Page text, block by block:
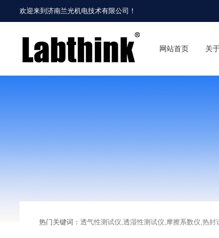
欢迎来到济南兰光机电技术有限公司 ！
网站首页 关
热门关键词： 透气性测试仪,透湿性测试仪,摩擦系数仪,热封试验仪,